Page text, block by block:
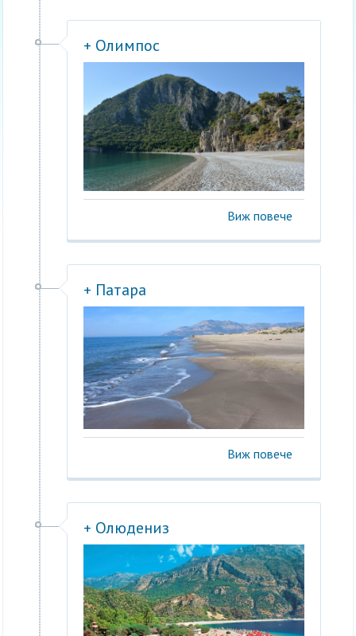
+ Олимпос
Виж повече
+ Патара
Виж повече
+ Олюдениз